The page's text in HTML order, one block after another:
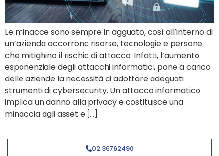
Le minacce sono sempre in agguato, così all’interno di
un’azienda occorrono risorse, tecnologie e persone
che mitighino il rischio di attacco. Infatti, l’aumento
esponenziale degli attacchi informatici, pone a carico
delle aziende la necessità di adottare adeguati
strumenti di cybersecurity. Un attacco informatico
implica un danno alla privacy e costituisce una
minaccia agli asset e […]
02 36762490